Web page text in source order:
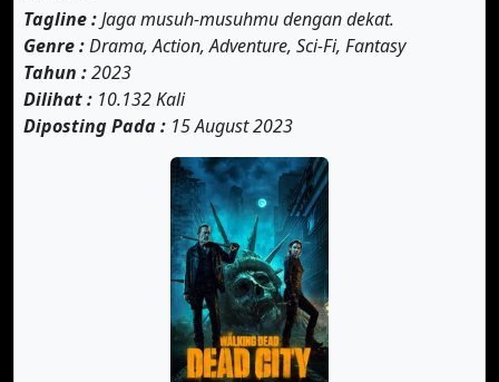
Tagline :Jaga musuh-musuhmu dengan dekat.
Genre :Drama, Action, Adventure, Sci-Fi, Fantasy
Tahun :2023
Dilihat : 10.132 Kali
Diposting Pada : 15 August 2023